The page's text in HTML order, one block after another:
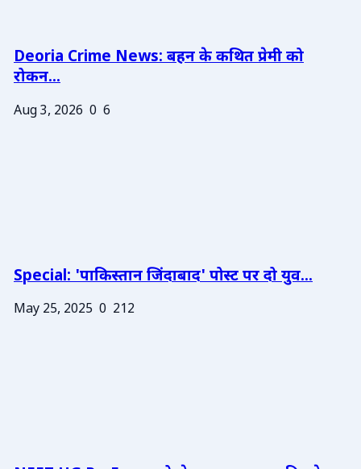
Deoria Crime News: बहन के कथित प्रेमी को
रोकन...
Aug 3, 2026 0 6
Special: 'पाकिस्तान जिंदाबाद' पोस्ट पर दो युव...
May 25, 2025 0 212